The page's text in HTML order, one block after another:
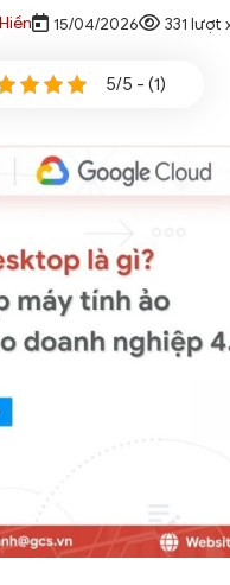
15/04/2026 331 lượt
5/5 - (1)